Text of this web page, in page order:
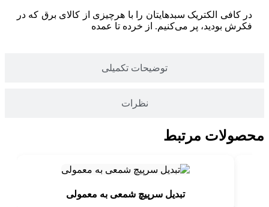
توضیحات تکمیلی
نظرات
در کافی الکتریک سبدهایتان را با هرچیزی از کالای برق که در
فکرش بودید، پر می‌کنیم. از خرده تا عمده
محصولات مرتبط
تبدیل سرپیچ شمعی به معمولی